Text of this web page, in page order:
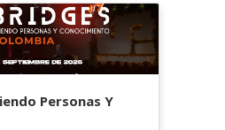
Personas Y